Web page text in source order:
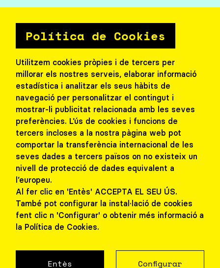
aquíper programar una visita
Segueix-nos
Contacta
Treballa amb nosaltres
Col·lectius i escoles
Política de Cookies
Utilitzem cookies pròpies i de tercers per
millorar els nostres serveis, elaborar informació
estadística i analitzar els seus hàbits de
navegació per personalitzar el contingut i
mostrar-li publicitat relacionada amb les seves
preferències. L’ús de cookies i funcions de
tercers incloses a la nostra pàgina web pot
comportar la transferència internacional de les
seves dades a tercers països on no existeix un
nivell de protecció de dades equivalent a
l’europeu.
Al fer clic en 'Entès' ACCEPTA EL SEU ÚS.
També pot configurar la instal·lació de cookies
fent clic n 'Configurar' o obtenir més informació a
la Política de Cookies.
Entès Configurar